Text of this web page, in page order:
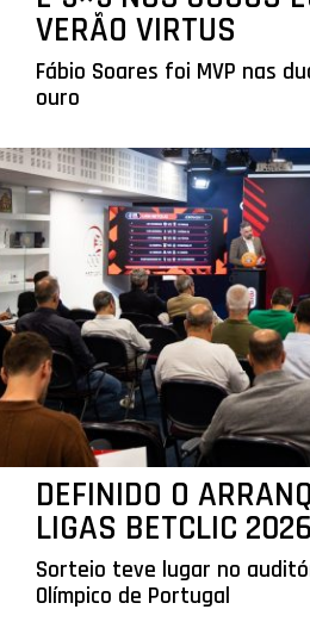
VERÃO VIRTUS
Fábio Soares foi MVP nas
ouro
DEFINIDO O
LIGAS BETCLIC
Sorteio teve lugar no
Olímpico de Portugal